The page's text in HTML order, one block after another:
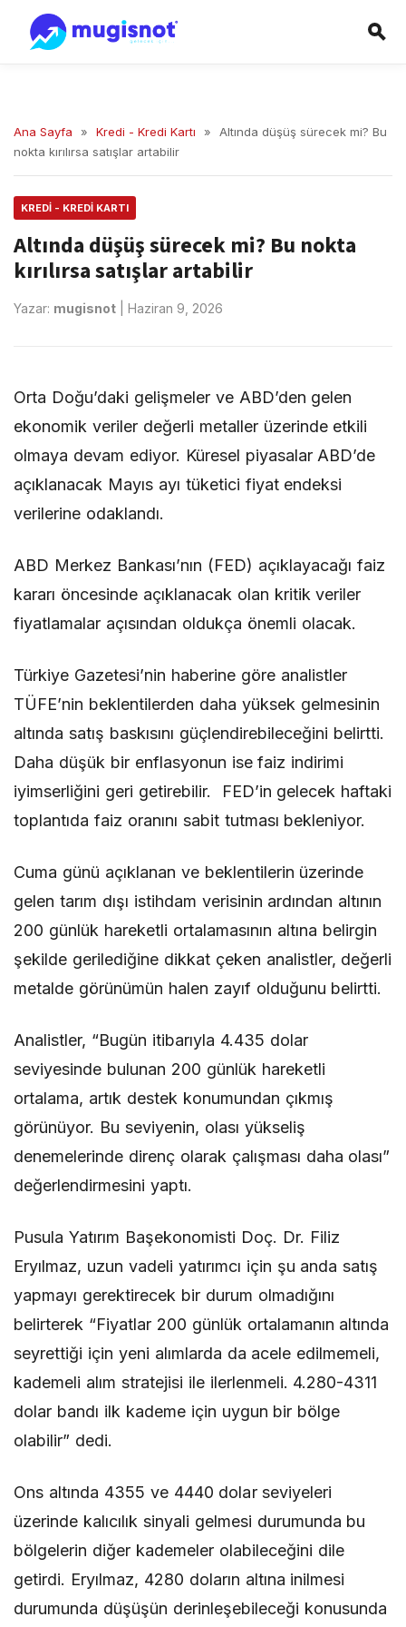
Ana Sayfa » Kredi - Kredi Kartı »
Altında düşüş sürecek mi? Bu
nokta kırılırsa satışlar artabilir
KREDI - KREDI KARTI
Altında düşüş sürecek mi? Bu nokta
kırılırsa satışlar artabilir
Yazar: mugisnot Haziran 9, 2026
Orta Doğu’daki gelişmeler ve ABD’den gelen
ekonomik veriler değerli metaller üzerinde etkili
olmaya devam ediyor. Küresel piyasalar ABD’de
açıklanacak Mayıs ayı tüketici fiyat endeksi
verilerine odaklandı.
ABD Merkez Bankası’nın (FED) açıklayacağı faiz
kararı öncesinde açıklanacak olan kritik veriler
fiyatlamalar açısından oldukça önemli olacak.
Türkiye Gazetesi’nin haberine göre analistler
TÜFE’nin beklentilerden daha yüksek gelmesinin
altında satış baskısını güçlendirebileceğini belirtti.
Daha düşük bir enflasyonun ise faiz indirimi
iyimserliğini geri getirebilir. FED’in gelecek haftaki
toplantıda faiz oranını sabit tutması bekleniyor.
Cuma günü açıklanan ve beklentilerin üzerinde
gelen tarım dışı istihdam verisinin ardından altının
200 günlük hareketli ortalamasının altına belirgin
şekilde gerilediğine dikkat çeken analistler, değerli
metalde görünümün halen zayıf olduğunu belirtti.
Analistler, “Bugün itibarıyla 4.435 dolar
seviyesinde bulunan 200 günlük hareketli
ortalama, artık destek konumundan çıkmış
görünüyor. Bu seviyenin, olası yükseliş
denemelerinde direnç olarak çalışması daha olası”
değerlendirmesini yaptı.
Pusula Yatırım Başekonomisti Doç. Dr. Filiz
Eryılmaz, uzun vadeli yatırımcı için şu anda satış
yapmayı gerektirecek bir durum olmadığını
belirterek “Fiyatlar 200 günlük ortalamanın altında
seyrettiği için yeni alımlarda da acele edilmemeli,
kademeli alım stratejisi ile ilerlenmeli. 4.280-4311
dolar bandı ilk kademe için uygun bir bölge
olabilir” dedi.
Ons altında 4355 ve 4440 dolar seviyeleri
üzerinde kalıcılık sinyali gelmesi durumunda bu
bölgelerin diğer kademeler olabileceğini dile
getirdi. Eryılmaz, 4280 doların altına inilmesi
durumunda düşüşün derinleşebileceği konusunda